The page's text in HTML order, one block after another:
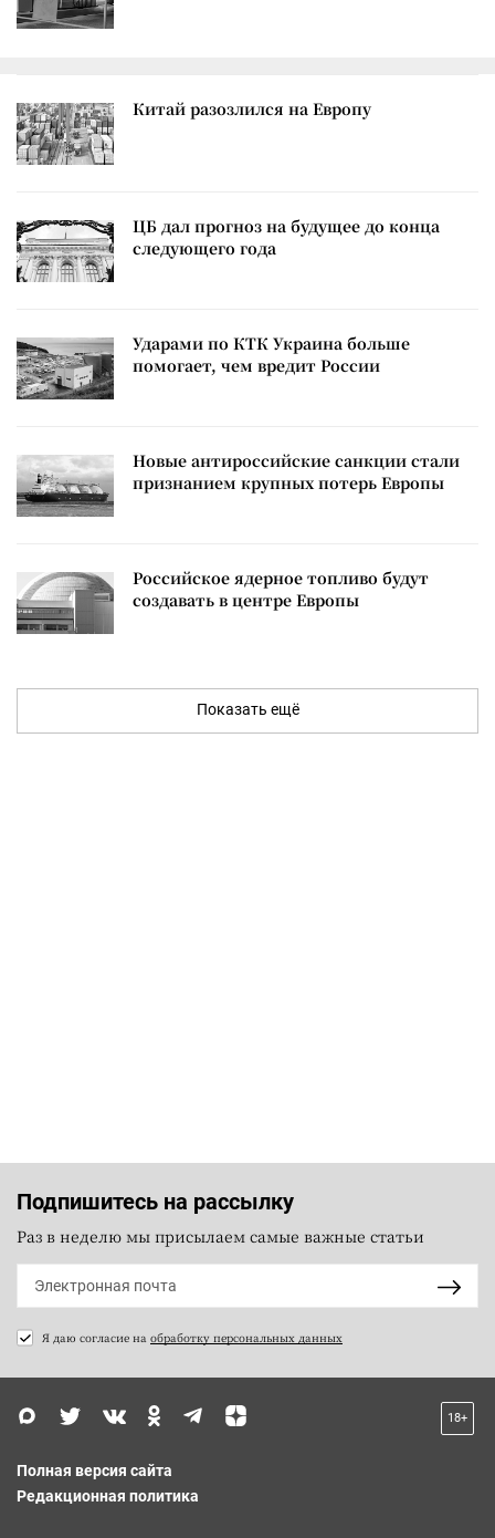
Китай разозлился на Европу
ЦБ дал прогноз на будущее до конца
следующего года
Ударами по КТК Украина больше
помогает, чем вредит России
Новые антироссийские санкции стали
признанием крупных потерь Европы
Российское ядерное топливо будут
создавать в центре Европы
Показать ещё
Подпишитесь на рассылку
Раз в неделю мы присылаем самые важные статьи
Я даю согласие на обработку персональных данных
18+
Полная версия сайта
Редакционная политика